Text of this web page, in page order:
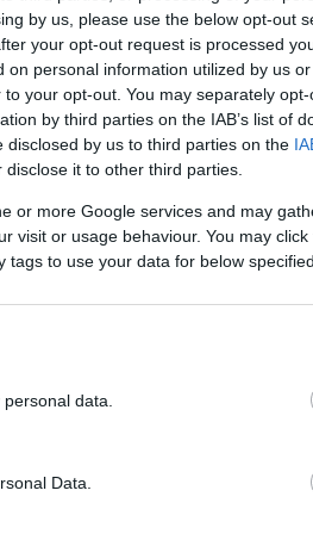
by us, please use the below opt-out
your opt-out request is processed
personal information utilized by us
your opt-out. You may separately
by third parties on the IAB’s list of
by us to third parties on the
it to other third parties.
or more Google services and may
visit or usage behaviour. You may
to use your data for below
data.
Data.
χρησιμοποιεί τόσο
την ακρίβεια,πλάτος
φινετσάτη
είναι, με«σκαλισμένα»
«FIAT»από την άλλη, στο
υπάρχει ένα κρυφό
με ανάγλυφα